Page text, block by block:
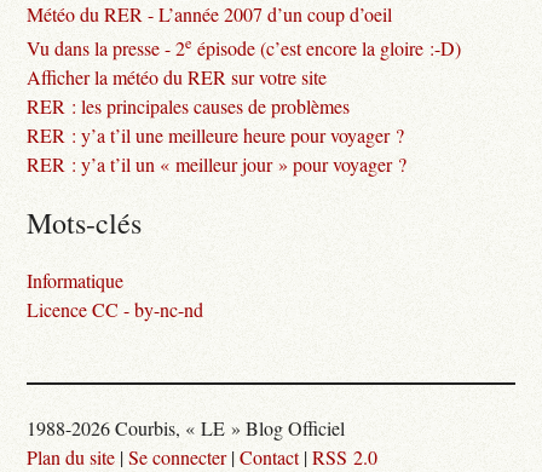
Météo du RER - L’année 2007 d’un coup d’oeil
Vu dans la presse - 2e épisode (c’est encore la gloire :-D)
Afficher la météo du RER sur votre site
RER : les principales causes de problèmes
RER : y’a t’il une meilleure heure pour voyager ?
RER : y’a t’il un « meilleur jour » pour voyager ?
Mots-clés
Informatique
Licence CC - by-nc-nd
1988-2026 Courbis, « LE » Blog Officiel
Plan du site |Se connecter|Contact|RSS 2.0